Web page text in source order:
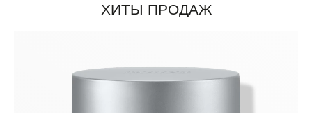
ХИТЫ ПРОДАЖ